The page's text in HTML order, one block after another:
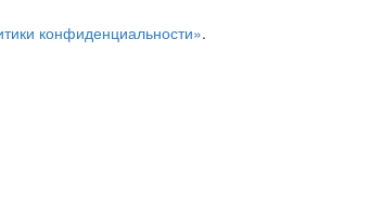
конфиденциальности».